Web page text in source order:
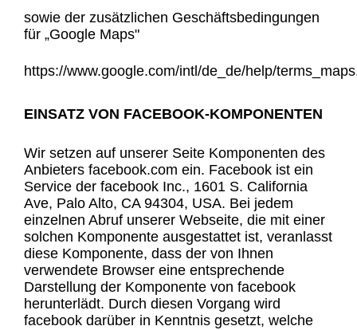
sowie der zusätzlichen Geschäftsbedingungen
für „Google Maps"
https://www.google.com/intl/de_de/help/
EINSATZ VON FACEBOOK-KOMPONENTEN
Wir setzen auf unserer Seite Komponenten des
Anbieters facebook.com ein. Facebook ist ein
Service der facebook Inc., 1601 S. California
Ave, Palo Alto, CA 94304, USA. Bei jedem
einzelnen Abruf unserer Webseite, die mit einer
solchen Komponente ausgestattet ist, veranlasst
diese Komponente, dass der von Ihnen
verwendete Browser eine entsprechende
Darstellung der Komponente von facebook
herunterlädt. Durch diesen Vorgang wird
facebook darüber in Kenntnis gesetzt, welche